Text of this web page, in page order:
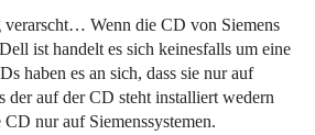
verarscht… Wenn die CD von Siemens
ist handelt es sich keinesfalls um eine
haben es an sich, dass sie nur auf
der auf der CD steht installiert wedern
nur auf Siemenssystemen.